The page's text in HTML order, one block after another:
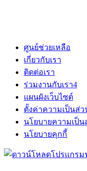
ศูนย์ช่วยเหลือ
เกี่ยวกับเรา
ติดต่อเรา
ร่วมงานกับเรา4
แผนผังเว็บไซต์
ตั้งค่าความเป็นส่ว
นโยบายความเป็น
นโยบายคุกกี้